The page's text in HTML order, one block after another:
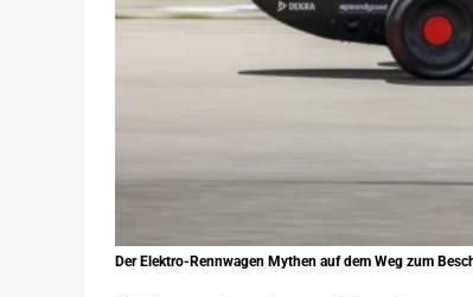
Der Elektro-Rennwagen Mythen auf dem Weg zum